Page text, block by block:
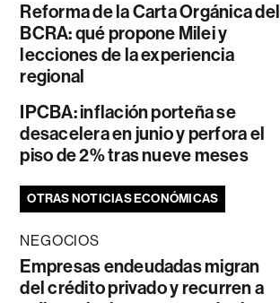
Reforma de la Carta Orgánica del
BCRA: qué propone Milei y
lecciones de la experiencia
regional
IPCBA: inflación porteña se
desacelera en junio y perfora el
piso de 2% tras nueve meses
OTRAS NOTICIAS ECONÓMICAS
NEGOCIOS
Empresas endeudadas migran
del crédito privado y recurren a